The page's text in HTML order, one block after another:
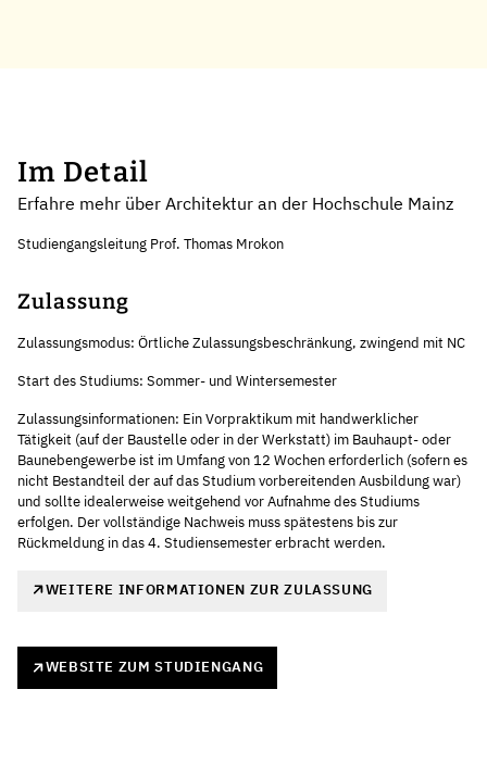
Im Detail
Erfahre mehr über Architektur an der Hochschule Mainz
Studiengangsleitung Prof. Thomas Mrokon
Zulassung
Zulassungsmodus: Örtliche Zulassungsbeschränkung, zwingend mit NC
Start des Studiums: Sommer- und Wintersemester
Zulassungsinformationen: Ein Vorpraktikum mit handwerklicher
Tätigkeit (auf der Baustelle oder in der Werkstatt) im Bauhaupt- oder
Baunebengewerbe ist im Umfang von 12 Wochen erforderlich (sofern es
nicht Bestandteil der auf das Studium vorbereitenden Ausbildung war)
und sollte idealerweise weitgehend vor Aufnahme des Studiums
erfolgen. Der vollständige Nachweis muss spätestens bis zur
Rückmeldung in das 4. Studiensemester erbracht werden.
WEITERE INFORMATIONEN ZUR ZULASSUNG
WEBSITE ZUM STUDIENGANG